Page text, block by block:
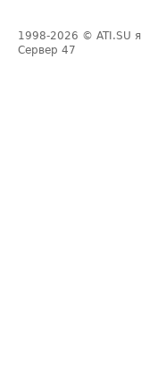
1998-2026 © ATI.SU
Сервер 47